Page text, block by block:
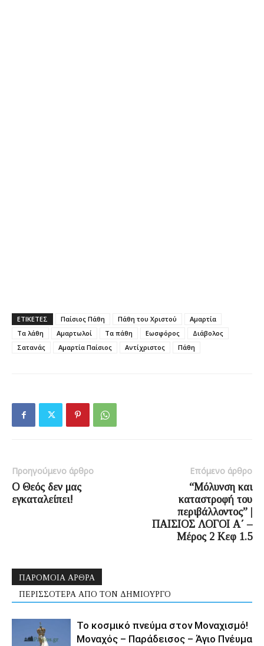
ΕΤΙΚΕΤΕΣ Παίσιος Πάθη Πάθη του Χριστού
Αμαρτία
Τα λάθη
Αμαρτωλοί Τα πάθη Εωσφόρος
Διάβολος
Σατανάς
Αμαρτία Παίσιος Αντίχριστος Πάθη
Προηγούμενο άρθρο
Ο Θεός δεν μας
εγκαταλείπει!
Επόμενο άρθρο
“Μόλυνση και
καταστροφή του
περιβάλλοντος” |
ΠΑΙΣΙΟΣ ΛΟΓΟΙ Α΄ –
Μέρος 2 Κεφ 1.5
ΠΑΡΟΜΟΙΑ ΑΡΘΡΑ
ΠΕΡΙΣΣΟΤΕΡΑ ΑΠΟ ΤΟΝ ΔΗΜΙΟΥΡΓΟ
Το κοσμικό πνεύμα στον Μοναχισμό!
Μοναχός – Παράδεισος – Άγιο Πνέυμα